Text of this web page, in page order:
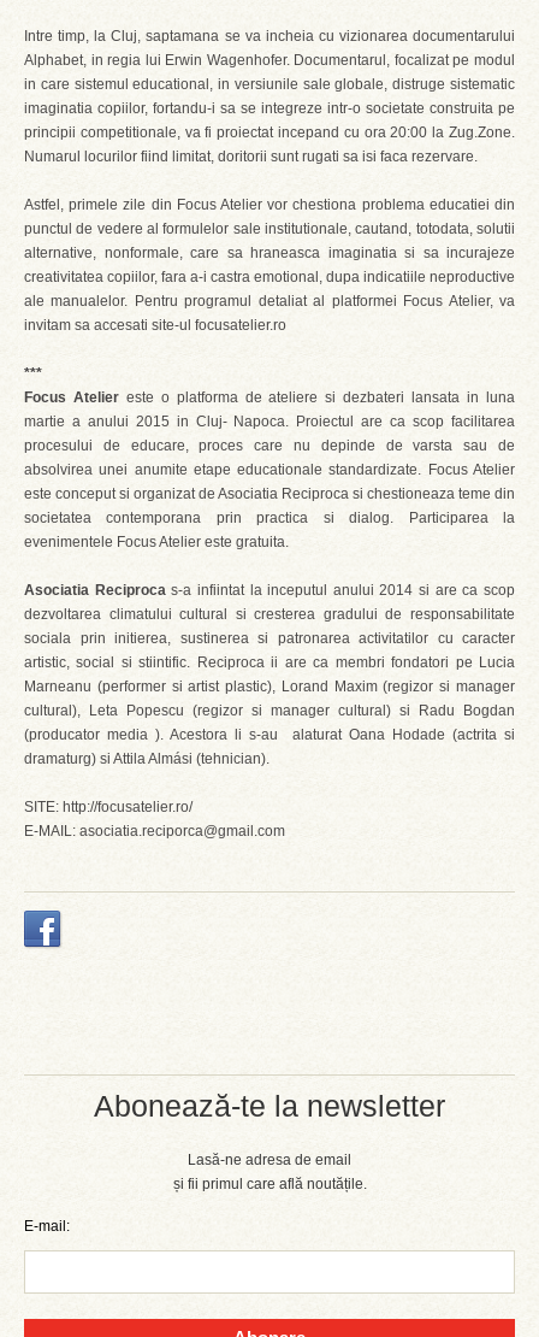
Abonează-te la newsletter
Lasă-ne adresa de email
și fii primul care află noutățile.
E-mail:
Intre timp, la Cluj, saptamana se va incheia cu vizionarea documentarului
Alphabet, in regia lui Erwin Wagenhofer. Documentarul, focalizat pe modul
in care sistemul educational, in versiunile sale globale, distruge sistematic
imaginatia copiilor, fortandu-i sa se integreze intr-o societate construita pe
principii competitionale, va fi proiectat incepand cu ora 20:00 la Zug.Zone.
Numarul locurilor fiind limitat, doritorii sunt rugati sa isi faca rezervare.
Astfel, primele zile din Focus Atelier vor chestiona problema educatiei din
punctul de vedere al formulelor sale institutionale, cautand, totodata, solutii
alternative, nonformale, care sa hraneasca imaginatia si sa incurajeze
creativitatea copiilor, fara a-i castra emotional, dupa indicatiile neproductive
ale manualelor. Pentru programul detaliat al platformei Focus Atelier, va
invitam sa accesati site-ul focusatelier.ro
***
Focus Ateliereste o platforma de ateliere si dezbateri lansata in luna
martie a anului 2015 in Cluj- Napoca. Proiectul are ca scop facilitarea
procesului de educare, proces care nu depinde de varsta sau de
absolvirea unei anumite etape educationale standardizate. Focus Atelier
este conceput si organizat de Asociatia Reciproca si chestioneaza teme din
societatea contemporana prin practica si dialog. Participarea la
evenimentele Focus Atelier este gratuita.
Asociatia Reciprocas-a infiintat la inceputul anului 2014 si are ca scop
dezvoltarea climatului cultural si cresterea gradului de responsabilitate
sociala prin initierea, sustinerea si patronarea activitatilor cu caracter
artistic, social si stiintific. Reciproca ii are ca membri fondatori pe Lucia
Marneanu (performer si artist plastic), Lorand Maxim (regizor si manager
cultural), Leta Popescu (regizor si manager cultural) si Radu Bogdan
(producator media ). Acestora li s-au alaturat Oana Hodade (actrita si
dramaturg) si Attila Almási (tehnician).
SITE: http://focusatelier.ro/
E-MAIL: asociatia.reciporca@gmail.com